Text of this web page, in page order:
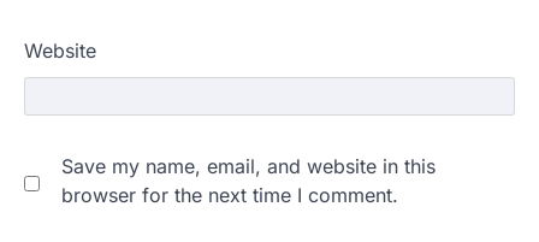
Website
Save my name, email, and website in this
browser for the next time I comment.